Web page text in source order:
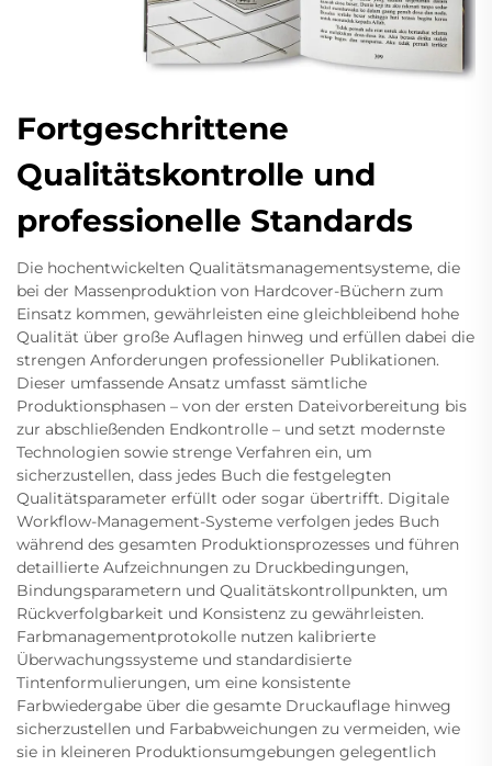
Fortgeschrittene
Qualitätskontrolle und
professionelle Standards
Die hochentwickelten Qualitätsmanagementsysteme, die
bei der Massenproduktion von Hardcover-Büchern zum
Einsatz kommen, gewährleisten eine gleichbleibend hohe
Qualität über große Auflagen hinweg und erfüllen dabei die
strengen Anforderungen professioneller Publikationen.
Dieser umfassende Ansatz umfasst sämtliche
Produktionsphasen – von der ersten Dateivorbereitung bis
zur abschließenden Endkontrolle – und setzt modernste
Technologien sowie strenge Verfahren ein, um
sicherzustellen, dass jedes Buch die festgelegten
Qualitätsparameter erfüllt oder sogar übertrifft. Digitale
Workflow-Management-Systeme verfolgen jedes Buch
während des gesamten Produktionsprozesses und führen
detaillierte Aufzeichnungen zu Druckbedingungen,
Bindungsparametern und Qualitätskontrollpunkten, um
Rückverfolgbarkeit und Konsistenz zu gewährleisten.
Farbmanagementprotokolle nutzen kalibrierte
Überwachungssysteme und standardisierte
Tintenformulierungen, um eine konsistente
Farbwiedergabe über die gesamte Druckauflage hinweg
sicherzustellen und Farbabweichungen zu vermeiden, wie
sie in kleineren Produktionsumgebungen gelegentlich